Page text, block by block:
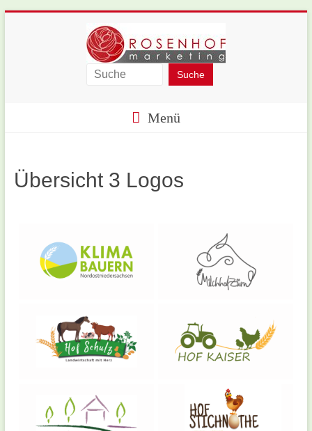
Rosenhof-
Menü
Übersicht 3 Logos